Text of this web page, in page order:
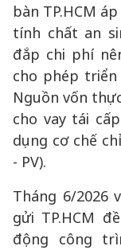
bàn TP.HCM
tính chất an
đắp chi phí
cho phép
Nguồn vốn
cho vay tái
dụng cơ chế
- PV).
Tháng 6/2026
gửi TP.HCM
động công